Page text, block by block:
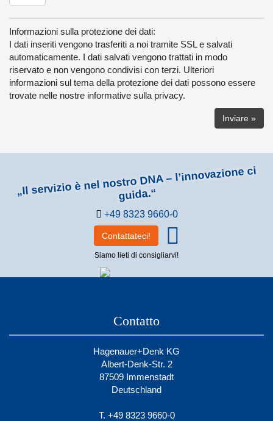
Informazioni sulla protezione dei dati:
I dati inseriti vengono trasferiti a noi tramite SSL e salvati
automaticamente. I dati salvati vengono trattati in modo
riservato e non vengono condivisi con terzi. Ulteriori
informazioni sul tema della protezione dei dati possono essere
trovate nelle nostre informative sulla privacy.
„Il servizio è nel nostro DNA – l’innovazione ci
guida.“
+49 8323 9660-0
Contattateci!
Siamo lieti di consigliarvi!
Contatto
Hagenauer+Denk KG
Albert-Denk-Str. 2
87509 Immenstadt
Deutschland
T. +49 8323 9660-0